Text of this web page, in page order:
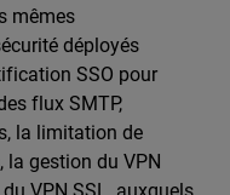
mêmes
déployés
SSO pour
flux SMTP,
la limitation de
la gestion du VPN